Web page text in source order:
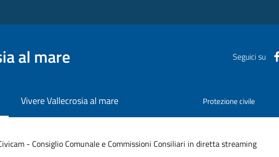
al mare Seguici su
Vivere Vallecrosia al mare Protezione civile
- Consiglio Comunale e Commissioni Consiliari in diretta streaming